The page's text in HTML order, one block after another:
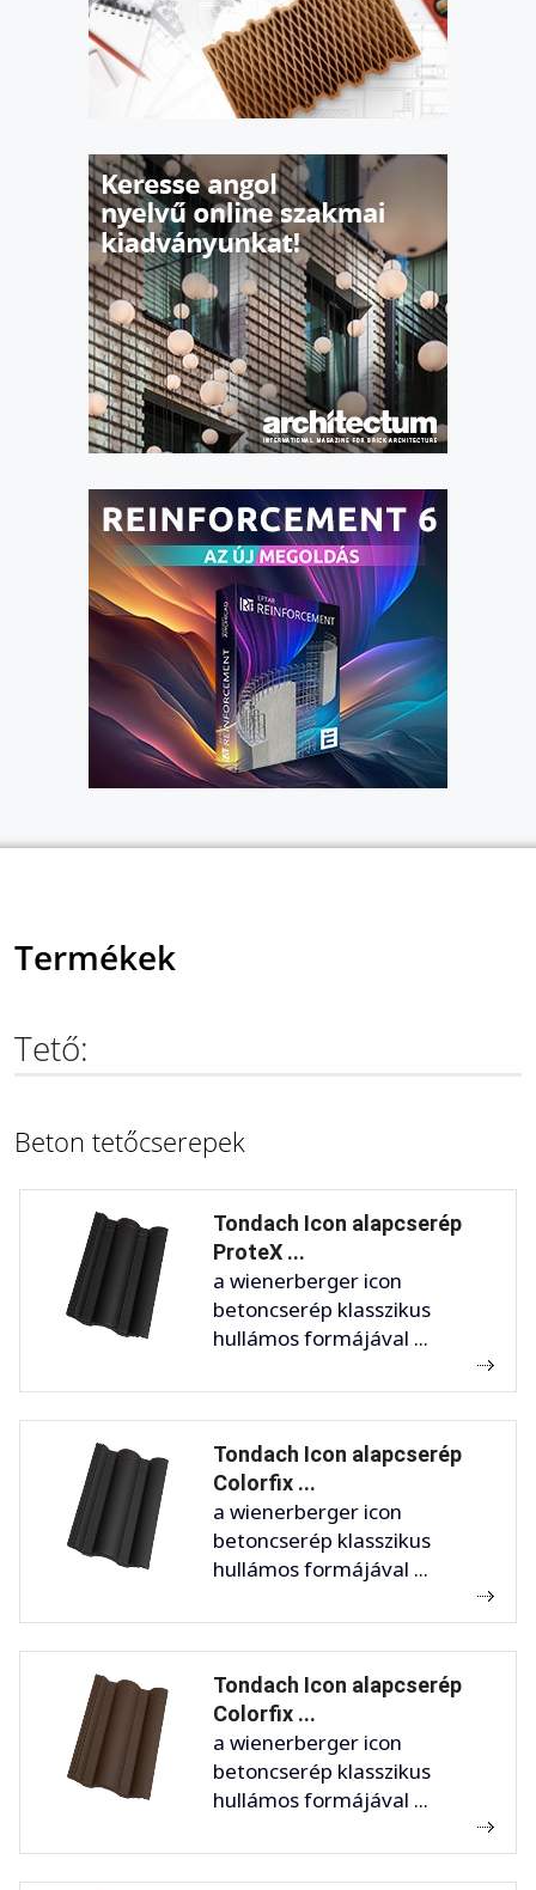
Termékek
Tető:
Beton tetőcserepek
Tondach Icon alapcserép
ProteX ...
a wienerberger icon
betoncserép klasszikus
hullámos formájával ...
Tondach Icon alapcserép
Colorfix ...
a wienerberger icon
betoncserép klasszikus
hullámos formájával ...
Tondach Icon alapcserép
Colorfix ...
a wienerberger icon
betoncserép klasszikus
hullámos formájával ...